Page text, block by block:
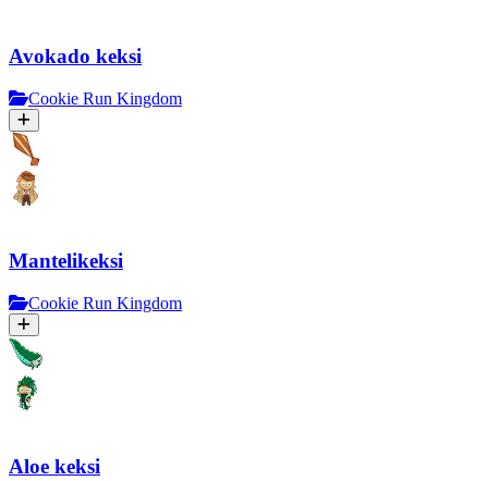
Avokado keksi
Cookie Run Kingdom
Mantelikeksi
Cookie Run Kingdom
Aloe keksi